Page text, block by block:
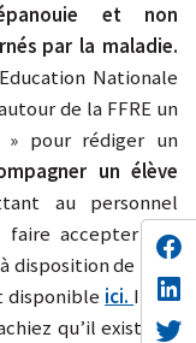
et non
par la maladie.
Nationale
de la FFRE un
pour rédiger un
un élève
au personnel
accepter ces
disposition de tous
disponible ici. Il est
qu’il existe et